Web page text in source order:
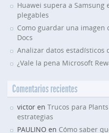
Huawei supera a Samsung
plegables
Como guardar una imagen
Docs
Analizar datos estadísticos
¿Vale la pena Microsoft
Comentarios recientes
victor en Trucos para
estrategias
PAULINO en Cómo saber